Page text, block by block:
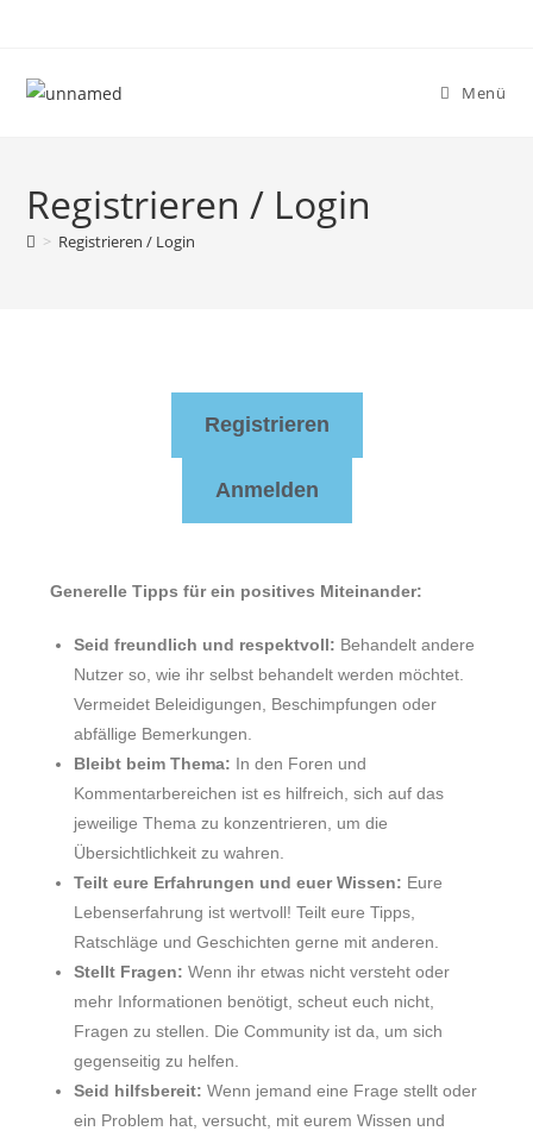
Menü
Registrieren / Login
> Registrieren / Login
Registrieren
Anmelden
Generelle Tipps für ein positives Miteinander:
Seid freundlich und respektvoll: Behandelt andere
Nutzer so, wie ihr selbst behandelt werden möchtet.
Vermeidet Beleidigungen, Beschimpfungen oder
abfällige Bemerkungen.
Bleibt beim Thema: In den Foren und
Kommentarbereichen ist es hilfreich, sich auf das
jeweilige Thema zu konzentrieren, um die
Übersichtlichkeit zu wahren.
Teilt eure Erfahrungen und euer Wissen: Eure
Lebenserfahrung ist wertvoll! Teilt eure Tipps,
Ratschläge und Geschichten gerne mit anderen.
Stellt Fragen: Wenn ihr etwas nicht versteht oder
mehr Informationen benötigt, scheut euch nicht,
Fragen zu stellen. Die Community ist da, um sich
gegenseitig zu helfen.
Seid hilfsbereit: Wenn jemand eine Frage stellt oder
ein Problem hat, versucht, mit eurem Wissen und